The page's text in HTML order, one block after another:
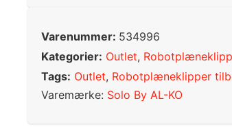
Varenummer: 534996
Kategorier: Outlet,
Tags: Outlet, Robotplæneklipper
Varemærke: Solo By AL-KO